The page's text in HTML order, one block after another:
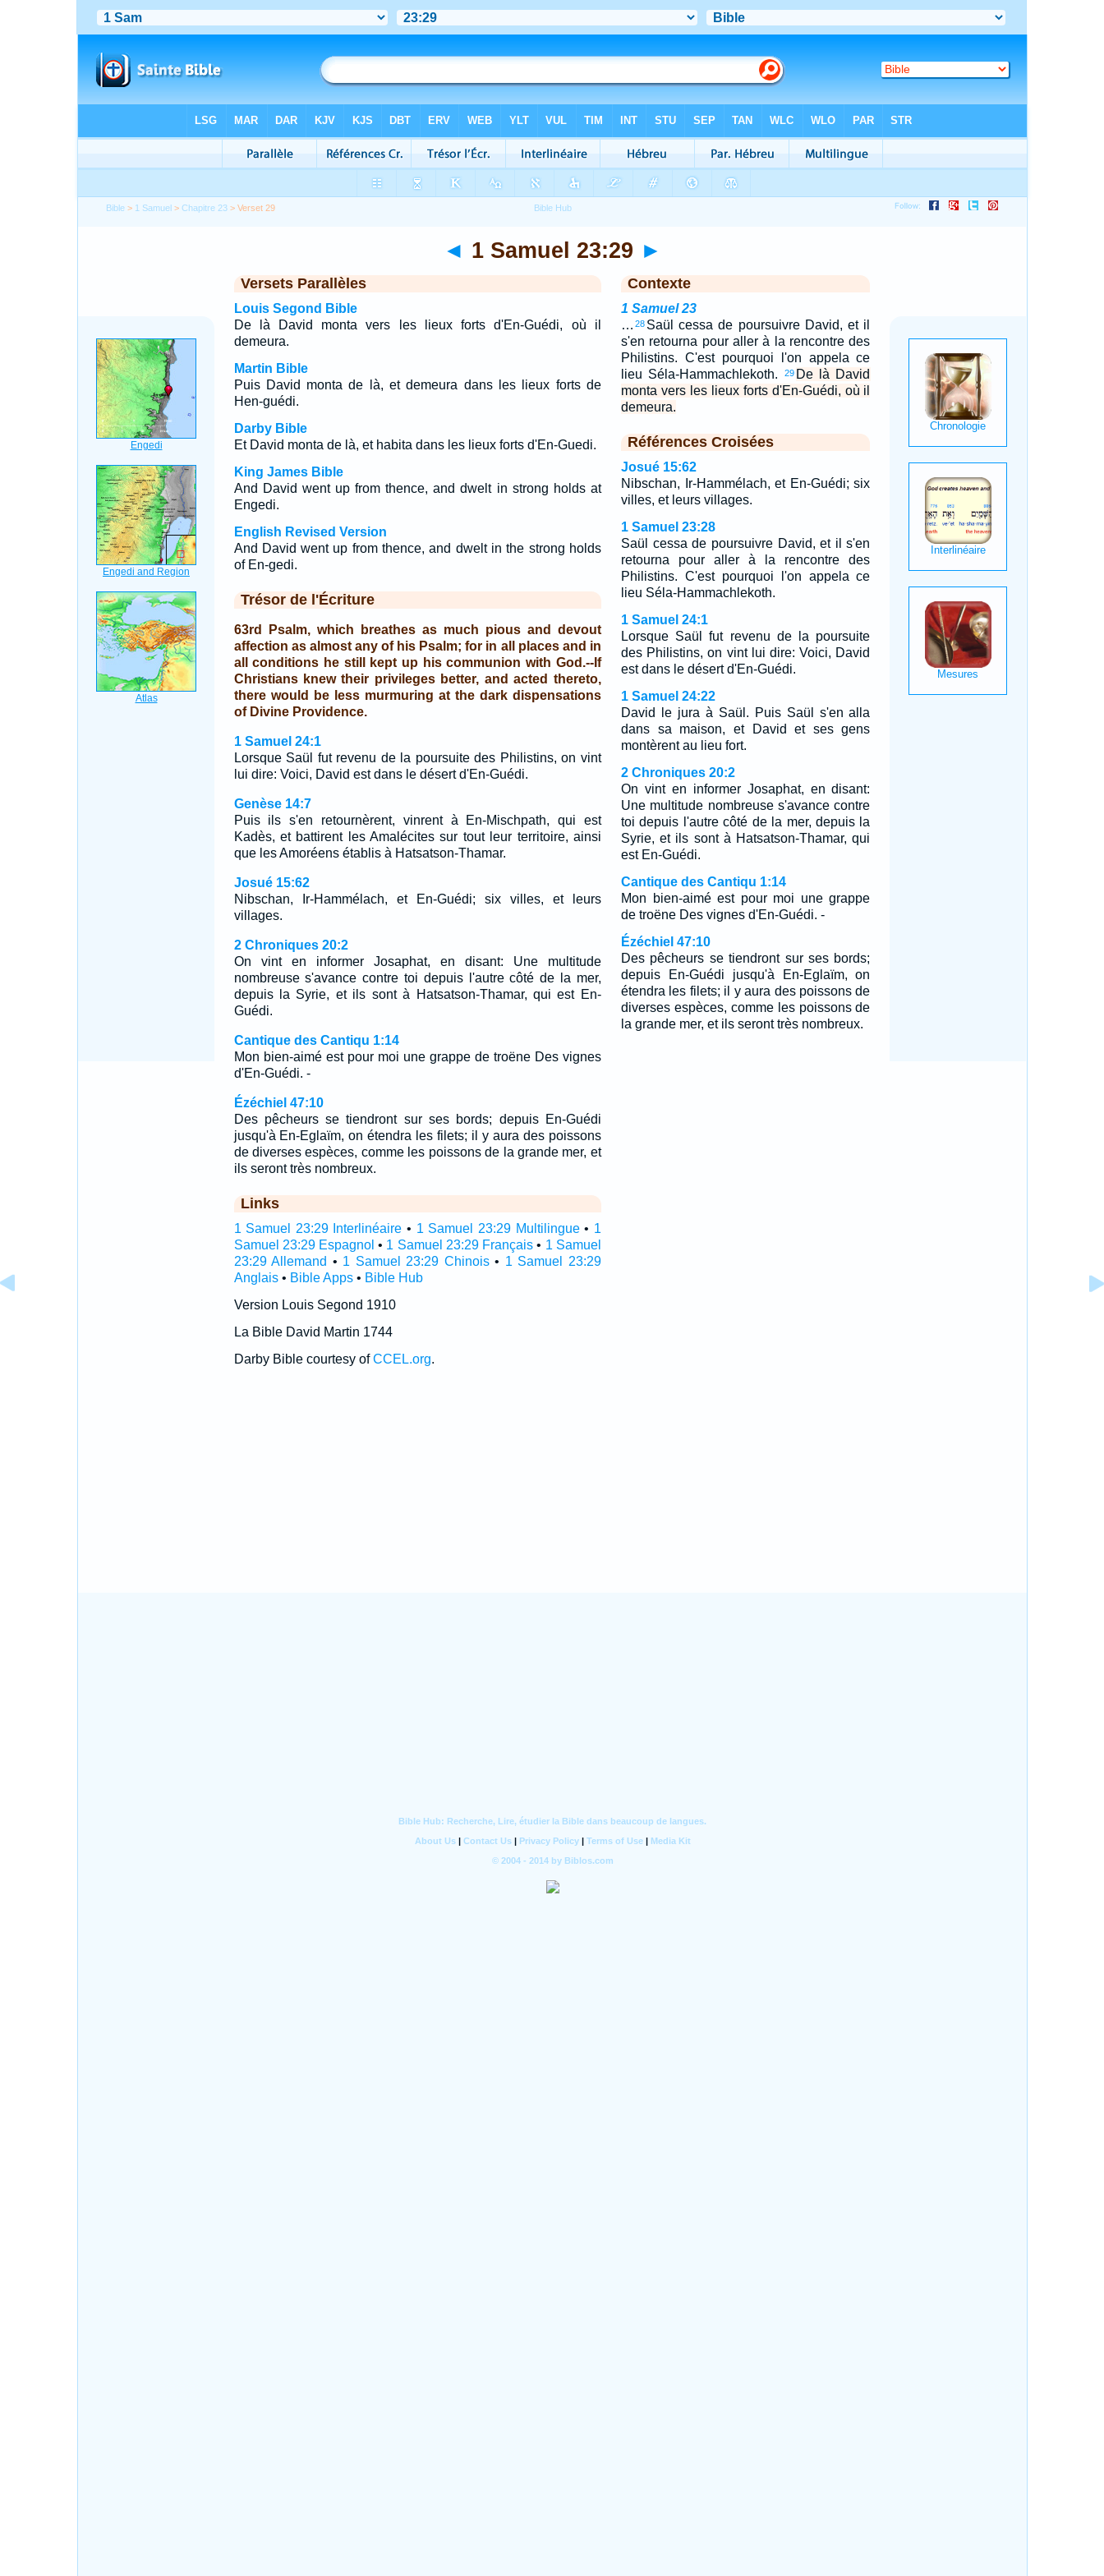
Bible > 1 Samuel >Chapitre 23 > Verset 29
◄ 1 Samuel 23:29 ►
Versets Parallèles
Louis Segond Bible
De là David monta vers les lieux forts d'En-Guédi, où il
demeura.
Martin Bible
Puis David monta de là, et demeura dans les lieux forts de
Hen-guédi.
Darby Bible
Et David monta de là, et habita dans les lieux forts d'En-Guedi.
King James Bible
And David went up from thence, and dwelt in strong holds at
Engedi.
English Revised Version
And David went up from thence, and dwelt in the strong holds
of En-gedi.
Trésor de l'Écriture
63rd Psalm, which breathes as much pious and devout
affection as almost any of his Psalm; for in all places and in
all conditions he still kept up his communion with God.--If
Christians knew their privileges better, and acted thereto,
there would be less murmuring at the dark dispensations
of Divine Providence.
1 Samuel 24:1
Lorsque Saül fut revenu de la poursuite des Philistins, on vint
lui dire: Voici, David est dans le désert d'En-Guédi.
Genèse 14:7
Puis ils s'en retournèrent, vinrent à En-Mischpath, qui est
Kadès, et battirent les Amalécites sur tout leur territoire, ainsi
que les Amoréens établis à Hatsatson-Thamar.
Josué 15:62
Nibschan, Ir-Hammélach, et En-Guédi; six villes, et leurs
villages.
2 Chroniques 20:2
On vint en informer Josaphat, en disant: Une multitude
nombreuse s'avance contre toi depuis l'autre côté de la mer,
depuis la Syrie, et ils sont à Hatsatson-Thamar, qui est En-
Guédi.
Cantique des Cantiqu 1:14
Mon bien-aimé est pour moi une grappe de troëne Des vignes
d'En-Guédi. -
Ézéchiel 47:10
Des pêcheurs se tiendront sur ses bords; depuis En-Guédi
jusqu'à En-Eglaïm, on étendra les filets; il y aura des poissons
de diverses espèces, comme les poissons de la grande mer, et
ils seront très nombreux.
Links
1 Samuel 23:29 Interlinéaire • 1 Samuel 23:29 Multilingue• 1
Samuel 23:29 Espagnol • 1 Samuel 23:29 Français • 1 Samuel
23:29 Allemand • 1 Samuel 23:29 Chinois• 1 Samuel 23:29
Anglais• Bible Apps• Bible Hub
Version Louis Segond 1910
La Bible David Martin 1744
Darby Bible courtesy ofCCEL.org.
Contexte
1 Samuel 23
… 28 Saül cessa de poursuivre David, et il
s'en retourna pour aller à la rencontre des
Philistins. C'est pourquoi l'on appela ce
lieu Séla-Hammachlekoth.
29 De là David
monta vers les lieux forts d'En-Guédi, où il
demeura.
Références Croisées
Josué 15:62
Nibschan, Ir-Hammélach, et En-Guédi; six
villes, et leurs villages.
1 Samuel 23:28
Saül cessa de poursuivre David, et il s'en
retourna pour aller à la rencontre des
Philistins. C'est pourquoi l'on appela ce
lieu Séla-Hammachlekoth.
1 Samuel 24:1
Lorsque Saül fut revenu de la poursuite
des Philistins, on vint lui dire: Voici, David
est dans le désert d'En-Guédi.
1 Samuel 24:22
David le jura à Saül. Puis Saül s'en alla
dans sa maison, et David et ses gens
montèrent au lieu fort.
2 Chroniques 20:2
On vint en informer Josaphat, en disant:
Une multitude nombreuse s'avance contre
toi depuis l'autre côté de la mer, depuis la
Syrie, et ils sont à Hatsatson-Thamar, qui
est En-Guédi.
Cantique des Cantiqu 1:14
Mon bien-aimé est pour moi une grappe
de troëne Des vignes d'En-Guédi. -
Ézéchiel 47:10
Des pêcheurs se tiendront sur ses bords;
depuis En-Guédi jusqu'à En-Eglaïm, on
étendra les filets; il y aura des poissons de
diverses espèces, comme les poissons de
la grande mer, et ils seront très nombreux.